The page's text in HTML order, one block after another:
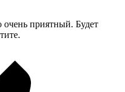
очень приятный. Будет